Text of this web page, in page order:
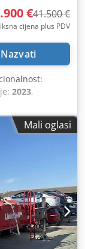
€41.500 €
cijena plus PDV
Nazvati
2023,
Jib) USB
za alat
Mali oglasi